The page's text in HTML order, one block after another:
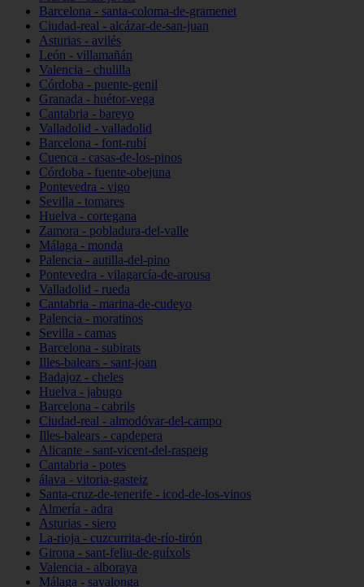
Barcelona - santa-coloma-de-gramenet
Ciudad-real - alcázar-de-san-juan
Asturias - avilés
León - villamañán
Valencia - chulilla
Córdoba - puente-genil
Granada - huétor-vega
Cantabria - bareyo
Valladolid - valladolid
Barcelona - font-rubí
Cuenca - casas-de-los-pinos
Córdoba - fuente-obejuna
Pontevedra - vigo
Sevilla - tomares
Huelva - cortegana
Zamora - pobladura-del-valle
Málaga - monda
Palencia - autilla-del-pino
Pontevedra - vilagarcía-de-arousa
Valladolid - rueda
Cantabria - marina-de-cudeyo
Palencia - moratinos
Sevilla - camas
Barcelona - subirats
Illes-balears - sant-joan
Badajoz - cheles
Huelva - jabugo
Barcelona - cabrils
Ciudad-real - almodóvar-del-campo
Illes-balears - capdepera
Alicante - sant-vicent-del-raspeig
Cantabria - potes
álava - vitoria-gasteiz
Santa-cruz-de-tenerife - icod-de-los-vinos
Almería - adra
Asturias - siero
La-rioja - cuzcurrita-de-río-tirón
Girona - sant-feliu-de-guíxols
Valencia - alboraya
Málaga - sayalonga